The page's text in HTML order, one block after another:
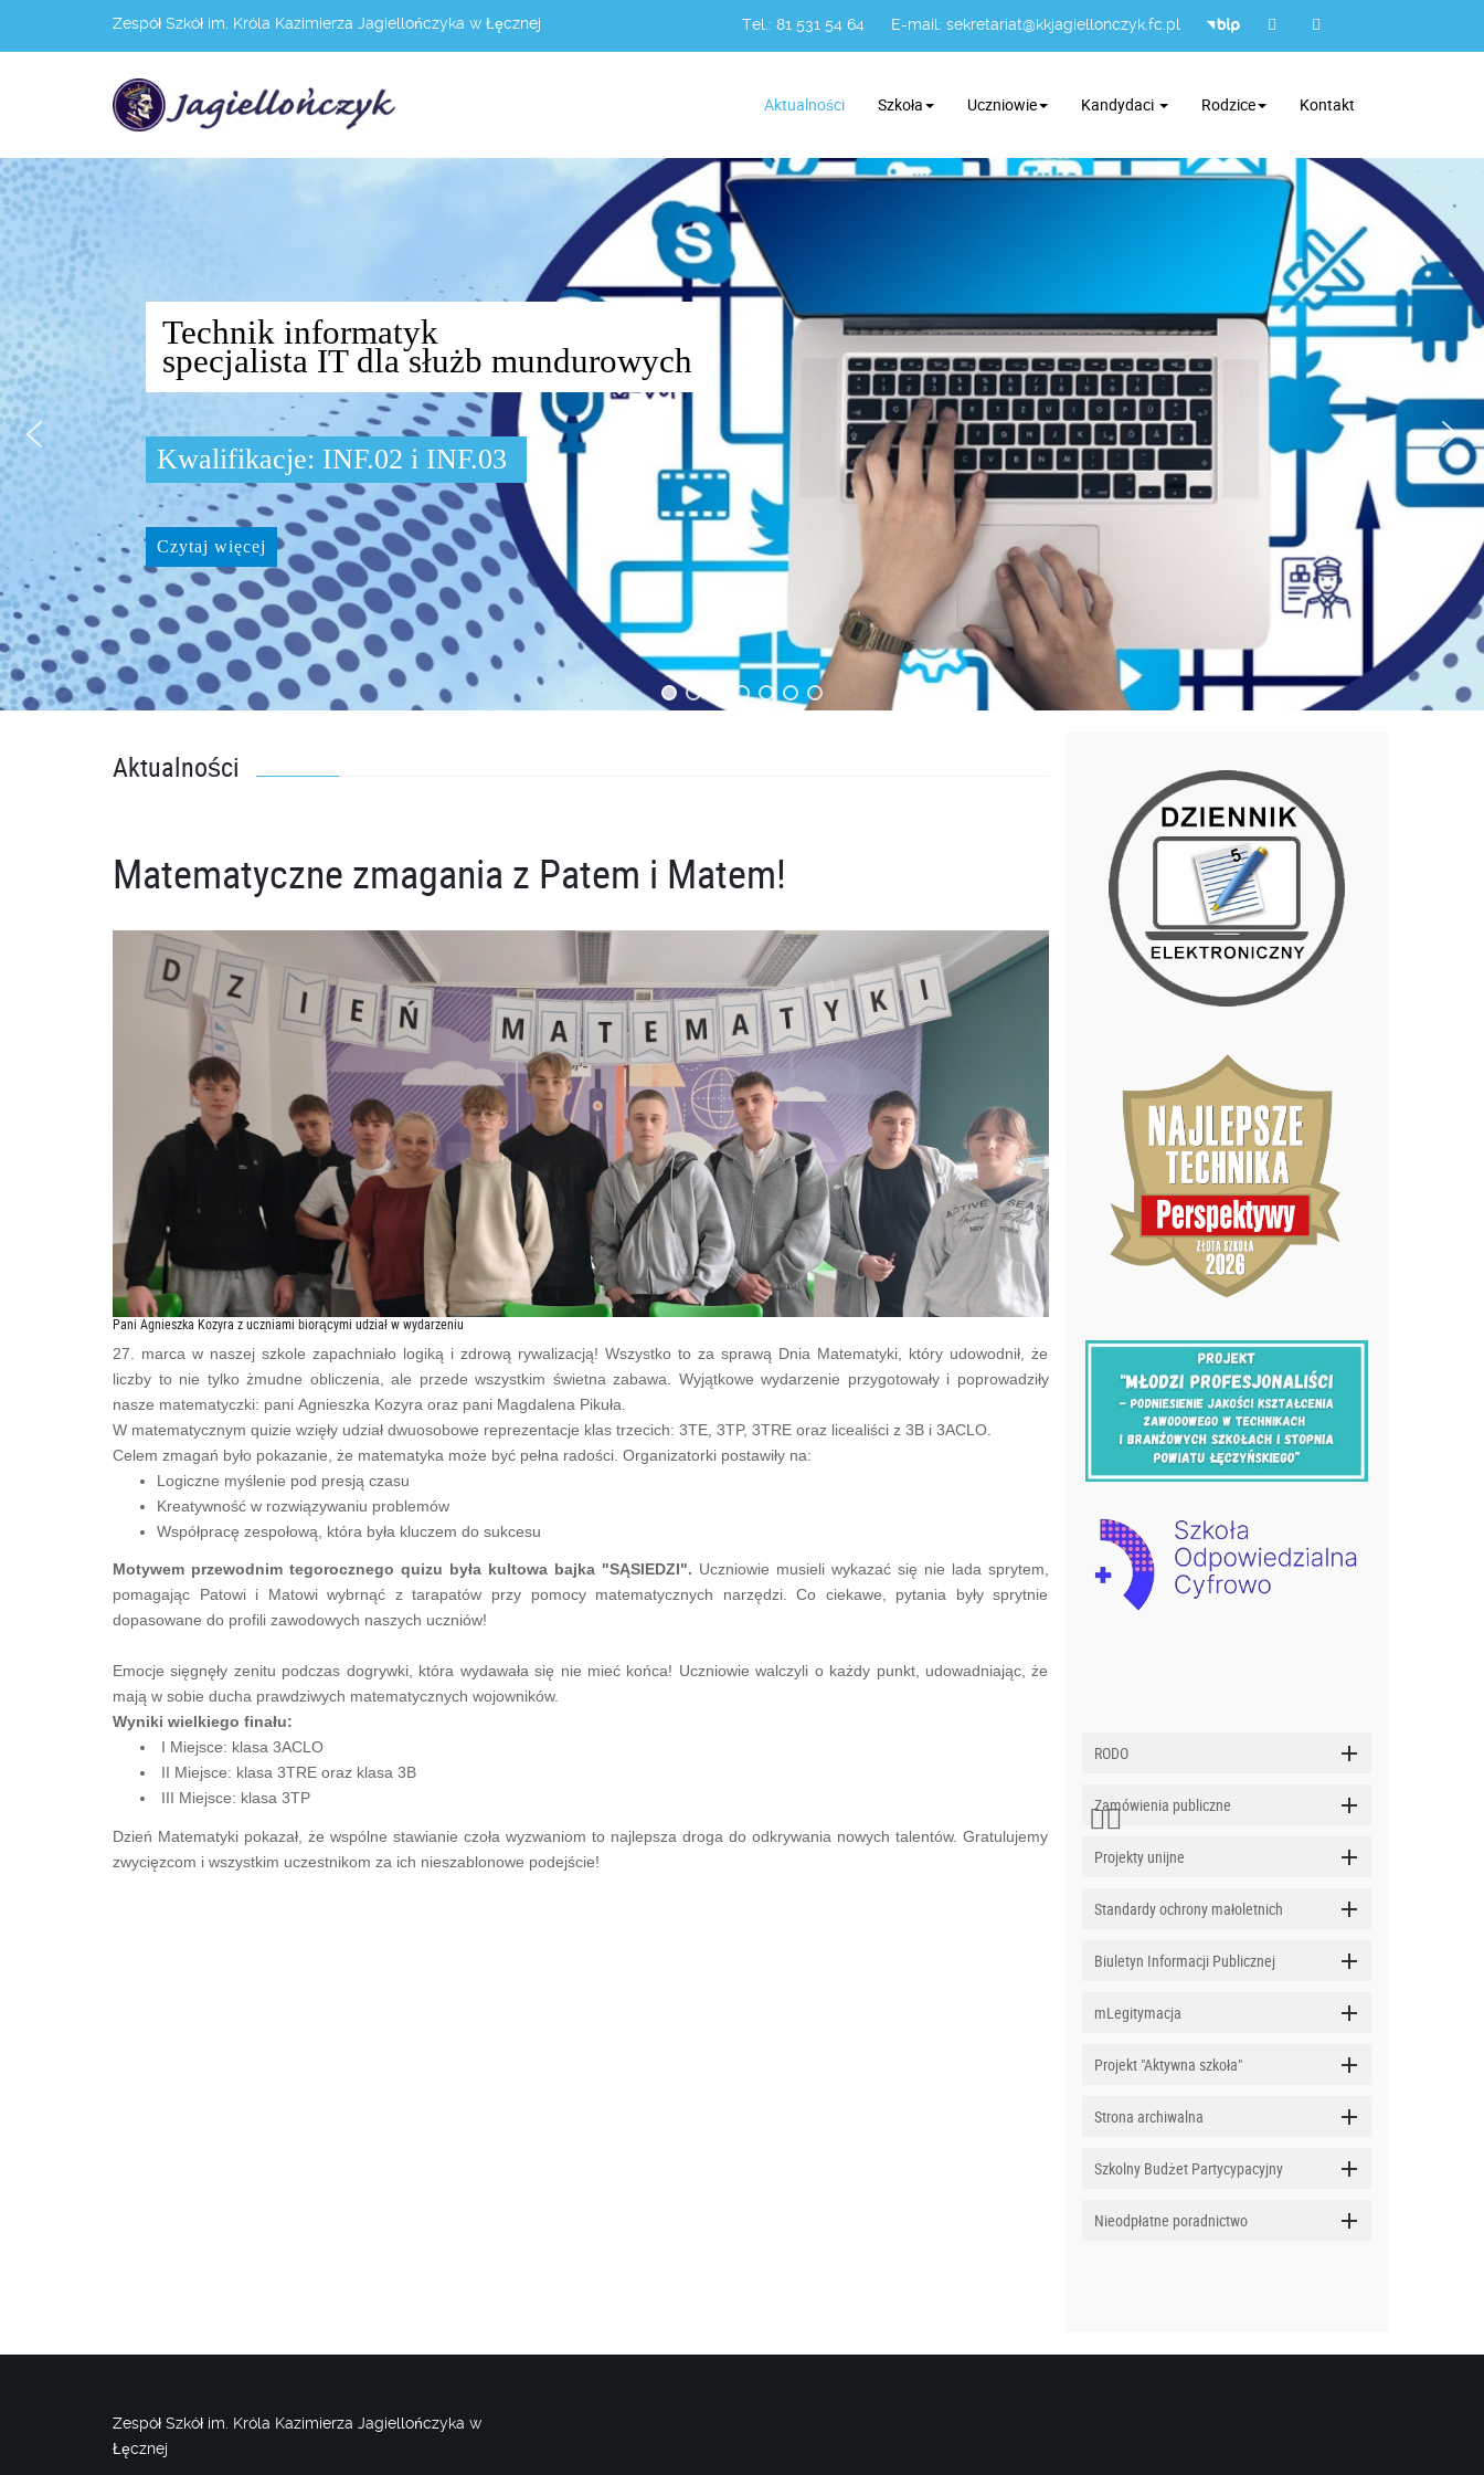
Zespół Szkół im. Króla Kazimierza Jagiellończyka w Łęcznej Tel.: 81 531 54 64 E-mail: sekretariat@kkjagiellonczyk.fc.pl
Aktualności Szkoła Uczniowie Kandydaci Rodzice Kontakt
Technik informatyk
specjalista IT dla służb mundurowych
Kwalifikacje: INF.02 i INF.03
Czytaj więcej
Aktualności
Matematyczne zmagania z Patem i Matem!
Pani Agnieszka Kozyra z uczniami biorącymi udział w wydarzeniu
27. marca w naszej szkole zapachniało logiką i zdrową rywalizacją! Wszystko to za sprawą Dnia Matematyki, który udowodnił, że
liczby to nie tylko żmudne obliczenia, ale przede wszystkim świetna zabawa. Wyjątkowe wydarzenie przygotowały i poprowadziły
nasze matematyczki: pani Agnieszka Kozyra oraz pani Magdalena Pikuła.
W matematycznym quizie wzięły udział dwuosobowe reprezentacje klas trzecich: 3TE, 3TP, 3TRE oraz licealiści z 3B i 3ACLO.
Celem zmagań było pokazanie, że matematyka może być pełna radości. Organizatorki postawiły na:
Logiczne myślenie pod presją czasu
Kreatywność w rozwiązywaniu problemów
Współpracę zespołową, która była kluczem do sukcesu
Motywem przewodnim tegorocznego quizu była kultowa bajka "SĄSIEDZI". Uczniowie musieli wykazać się nie lada sprytem,
pomagając Patowi i Matowi wybrnąć z tarapatów przy pomocy matematycznych narzędzi. Co ciekawe, pytania były sprytnie
dopasowane do profili zawodowych naszych uczniów!
Emocje sięgnęły zenitu podczas dogrywki, która wydawała się nie mieć końca! Uczniowie walczyli o każdy punkt, udowadniając, że
mają w sobie ducha prawdziwych matematycznych wojowników.
Wyniki wielkiego finału:
I Miejsce: klasa 3ACLO
II Miejsce: klasa 3TRE oraz klasa 3B
III Miejsce: klasa 3TP
Dzień Matematyki pokazał, że wspólne stawianie czoła wyzwaniom to najlepsza droga do odkrywania nowych talentów. Gratulujemy
zwycięzcom i wszystkim uczestnikom za ich nieszablonowe podejście!
RODO
Zamówienia publiczne
Projekty unijne
Standardy ochrony małoletnich
Biuletyn Informacji Publicznej
mLegitymacja
Projekt "Aktywna szkoła"
Strona archiwalna
Szkolny Budżet Partycypacyjny
Nieodpłatne poradnictwo
Zespół Szkół im. Króla Kazimierza Jagiellończyka w
Łęcznej